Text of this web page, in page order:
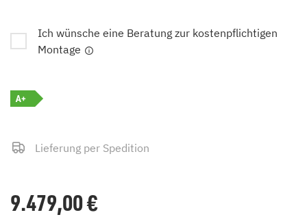
Ich wünsche eine Beratung zur kostenpflichtigen
Montage
A+
Lieferung per Spedition
9.479,00€